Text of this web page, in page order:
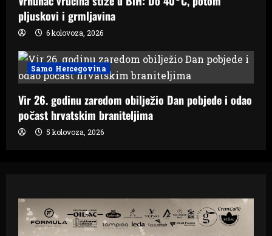
pljuskovi i grmljavina
6 kolovoza, 2026
Samo Hercegovina
Vir 26. godinu zaredom obilježio Dan pobjede i odao
počast hrvatskim braniteljima
5 kolovoza, 2026